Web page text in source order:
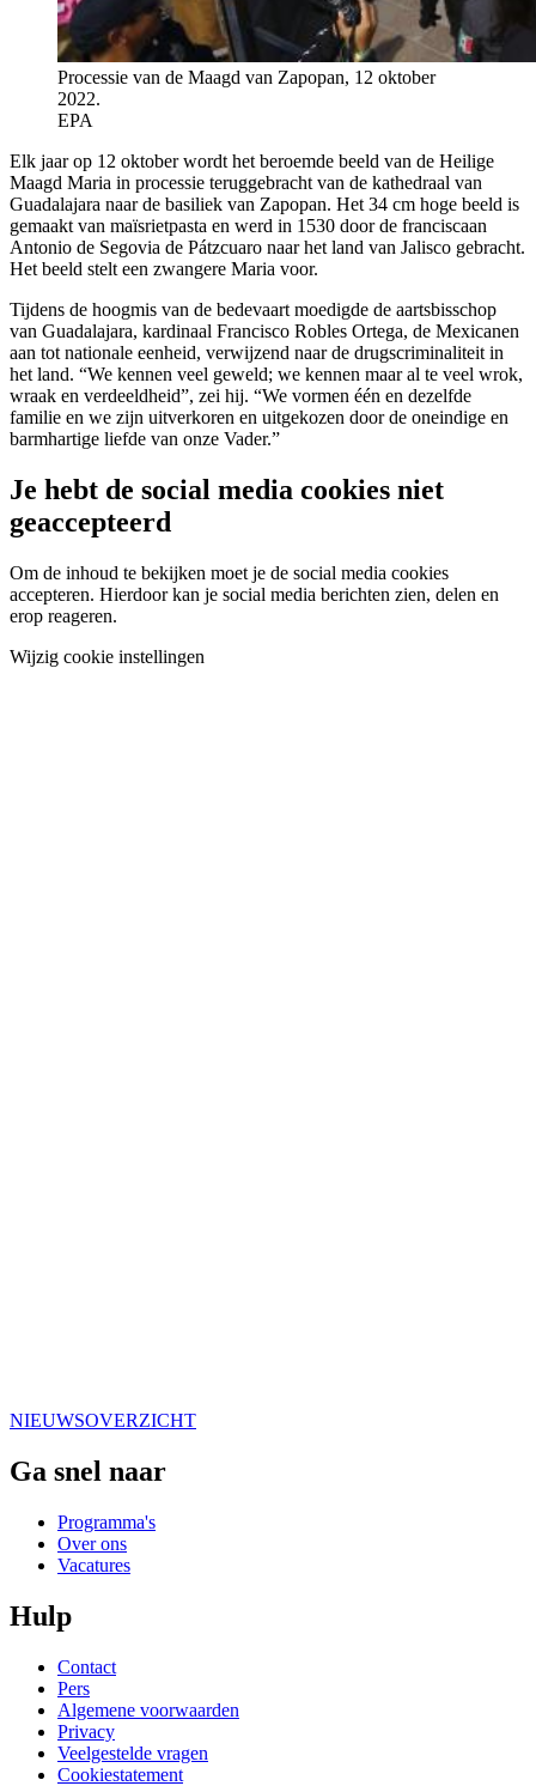
Processie van de Maagd van Zapopan, 12 oktober
2022.
EPA
Elk jaar op 12 oktober wordt het beroemde beeld van de Heilige
Maagd Maria in processie teruggebracht van de kathedraal van
Guadalajara naar de basiliek van Zapopan. Het 34 cm hoge beeld is
gemaakt van maïsrietpasta en werd in 1530 door de franciscaan
Antonio de Segovia de Pátzcuaro naar het land van Jalisco gebracht.
Het beeld stelt een zwangere Maria voor.
Tijdens de hoogmis van de bedevaart moedigde de aartsbisschop
van Guadalajara, kardinaal Francisco Robles Ortega, de Mexicanen
aan tot nationale eenheid, verwijzend naar de drugscriminaliteit in
het land. “We kennen veel geweld; we kennen maar al te veel wrok,
wraak en verdeeldheid”, zei hij. “We vormen één en dezelfde
familie en we zijn uitverkoren en uitgekozen door de oneindige en
barmhartige liefde van onze Vader.”
Je hebt de social media cookies niet
geaccepteerd
Om de inhoud te bekijken moet je de social media cookies
accepteren. Hierdoor kan je social media berichten zien, delen en
erop reageren.
Wijzig cookie instellingen
NIEUWSOVERZICHT
Ga snel naar
Programma's
Over ons
Vacatures
Hulp
Contact
Pers
Algemene voorwaarden
Privacy
Veelgestelde vragen
Cookiestatement